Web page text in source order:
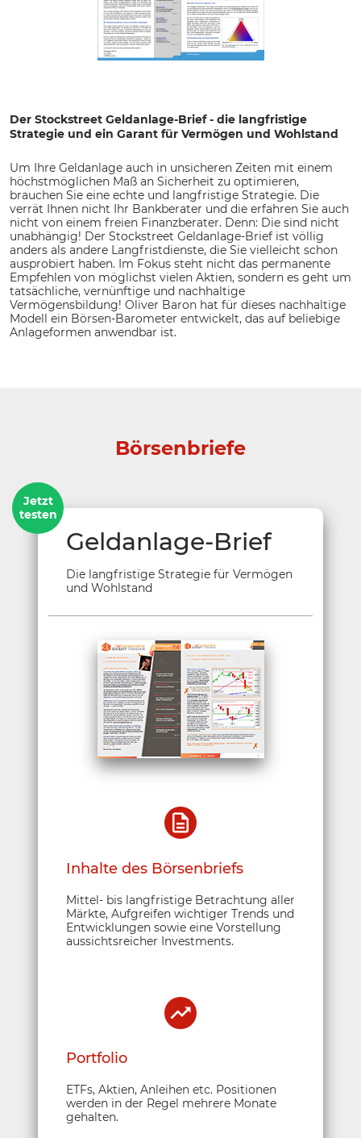
Der Stockstreet Geldanlage-Brief - die langfristige
Strategie und ein Garant für Vermögen und Wohlstand
Um Ihre Geldanlage auch in unsicheren Zeiten mit einem
höchstmöglichen Maß an Sicherheit zu optimieren,
brauchen Sie eine echte und langfristige Strategie. Die
verrät Ihnen nicht Ihr Bankberater und die erfahren Sie auch
nicht von einem freien Finanzberater. Denn: Die sind nicht
unabhängig! Der Stockstreet Geldanlage-Brief ist völlig
anders als andere Langfristdienste, die Sie vielleicht schon
ausprobiert haben. Im Fokus steht nicht das permanente
Empfehlen von möglichst vielen Aktien, sondern es geht um
tatsächliche, vernünftige und nachhaltige
Vermögensbildung! Oliver Baron hat für dieses nachhaltige
Modell ein Börsen-Barometer entwickelt, das auf beliebige
Anlageformen anwendbar ist.
Börsenbriefe
Jetzt
testen
Geldanlage-Brief
Die langfristige Strategie für Vermögen
und Wohlstand
Inhalte des Börsenbriefs
Mittel- bis langfristige Betrachtung aller
Märkte, Aufgreifen wichtiger Trends und
Entwicklungen sowie eine Vorstellung
aussichtsreicher Investments.
Portfolio
ETFs, Aktien, Anleihen etc. Positionen
werden in der Regel mehrere Monate
gehalten.